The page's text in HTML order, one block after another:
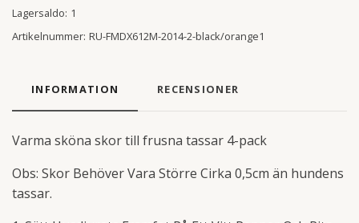
Lagersaldo: 1
Artikelnummer: RU-FMDX612M-2014-2-black/orange1
INFORMATION RECENSIONER
Varma sköna skor till frusna tassar 4-pack
Obs: Skor Behöver Vara Större Cirka 0,5cm än hundens
tassar.